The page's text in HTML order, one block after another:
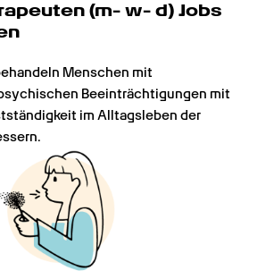
(m- w- d) Jobs
Menschen mit
Beeinträchtigungen mit
im Alltagsleben der